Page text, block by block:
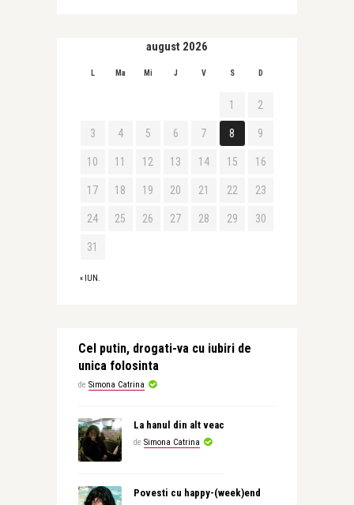
august 2026
L Ma Mi J V S D
« IUN.
1 2
3 4 5 6 7 8 9
10 11 12 13 14 15 16
17 18 19 20 21 22 23
24 25 26 27 28 29 30
31
Cel putin, drogati-va cu iubiri de
unica folosinta
de Simona Catrina
La hanul din alt veac
de Simona Catrina
Povesti cu happy-(week)end